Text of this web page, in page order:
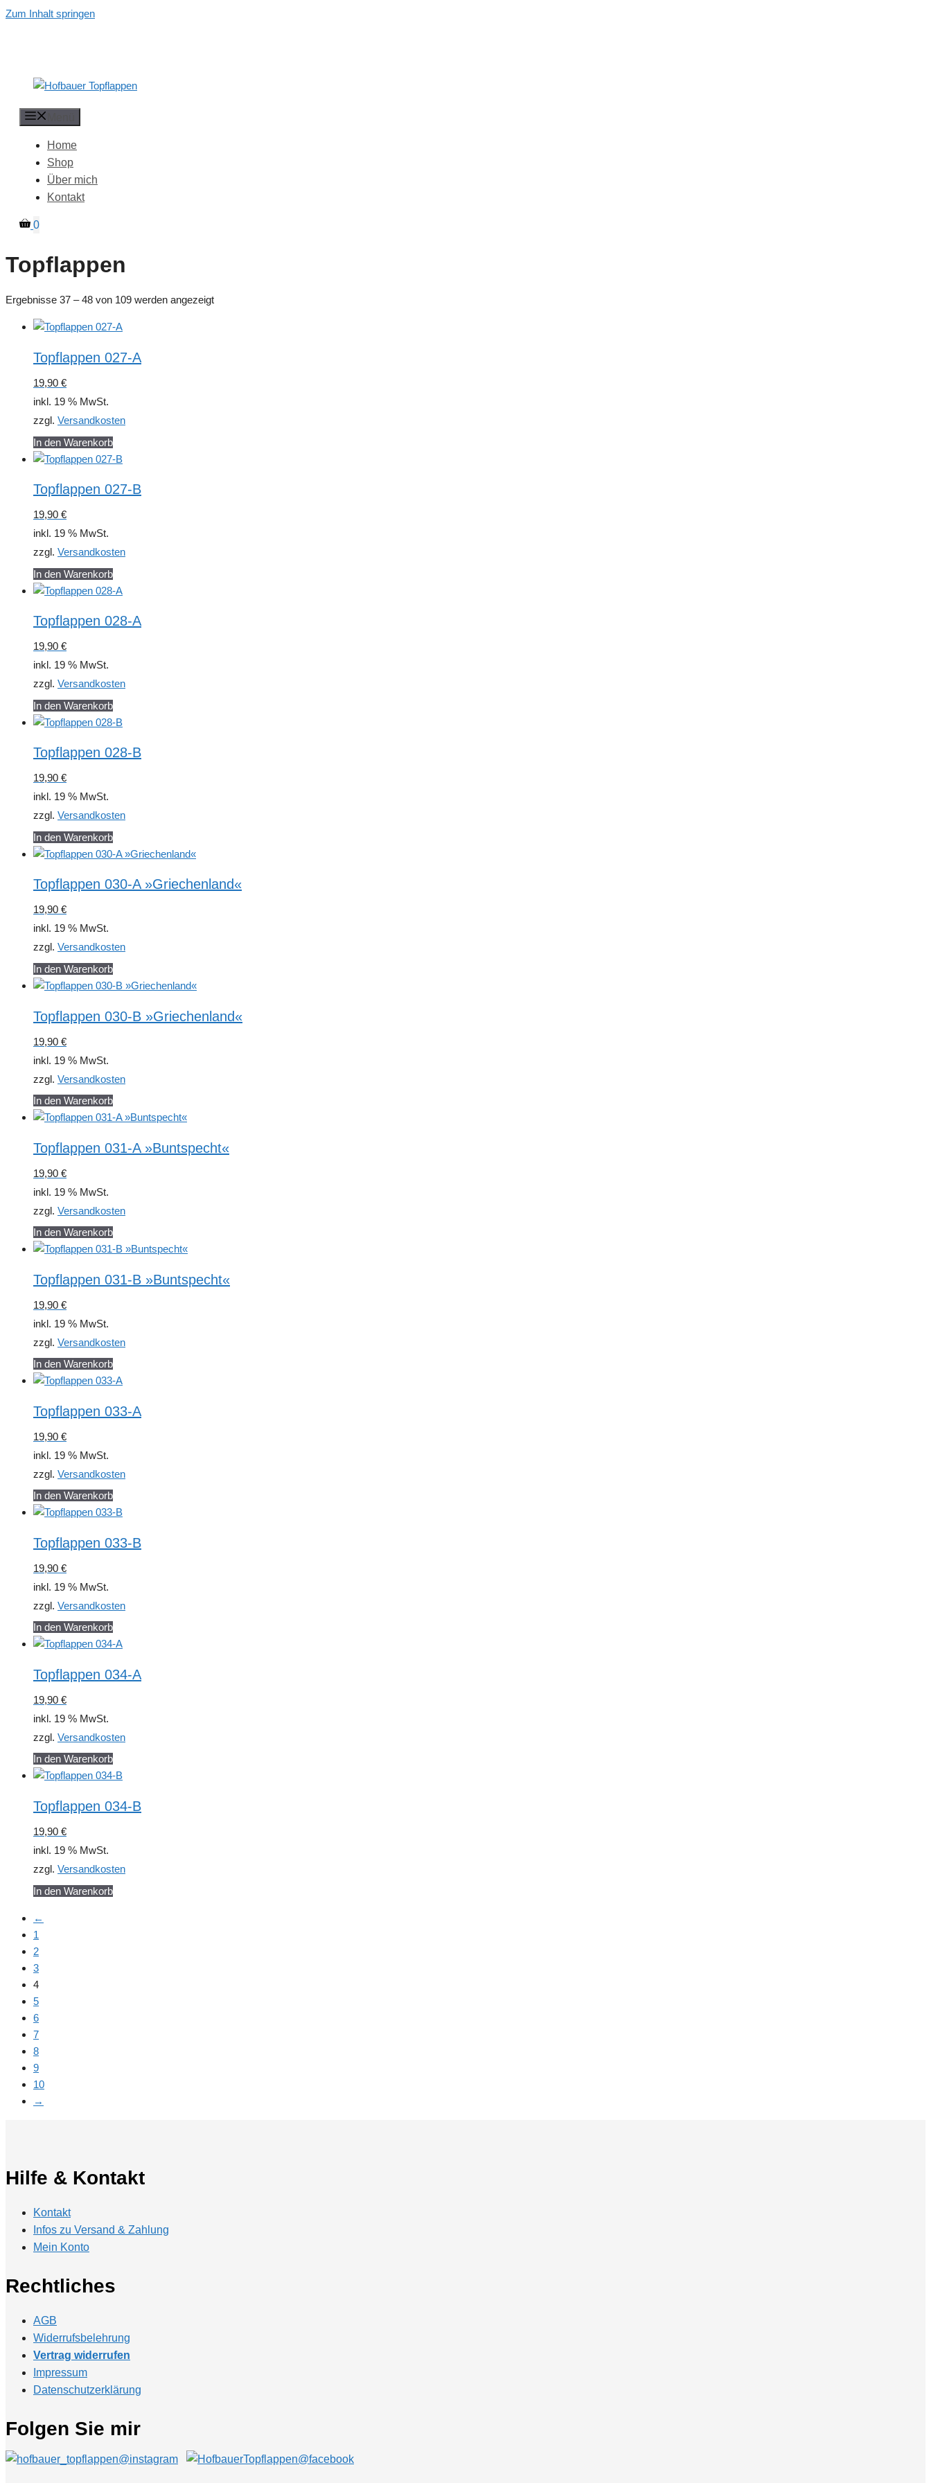
Zum Inhalt springen
Home
Shop
Über mich
Kontakt
0
Topflappen
Ergebnisse 37 – 48 von 109 werden angezeigt
Topflappen 027-A
19,90 €
inkl. 19 % MwSt.
zzgl. Versandkosten
In den Warenkorb
Topflappen 027-B
19,90 €
inkl. 19 % MwSt.
zzgl. Versandkosten
In den Warenkorb
Topflappen 028-A
19,90 €
inkl. 19 % MwSt.
zzgl. Versandkosten
In den Warenkorb
Topflappen 028-B
19,90 €
inkl. 19 % MwSt.
zzgl. Versandkosten
In den Warenkorb
Topflappen 030-A »Griechenland«
19,90 €
inkl. 19 % MwSt.
zzgl. Versandkosten
In den Warenkorb
Topflappen 030-B »Griechenland«
19,90 €
inkl. 19 % MwSt.
zzgl. Versandkosten
In den Warenkorb
Topflappen 031-A »Buntspecht«
19,90 €
inkl. 19 % MwSt.
zzgl. Versandkosten
In den Warenkorb
Topflappen 031-B »Buntspecht«
19,90 €
inkl. 19 % MwSt.
zzgl. Versandkosten
In den Warenkorb
Topflappen 033-A
19,90 €
inkl. 19 % MwSt.
zzgl. Versandkosten
In den Warenkorb
Topflappen 033-B
19,90 €
inkl. 19 % MwSt.
zzgl. Versandkosten
In den Warenkorb
Topflappen 034-A
19,90 €
inkl. 19 % MwSt.
zzgl. Versandkosten
In den Warenkorb
Topflappen 034-B
19,90 €
inkl. 19 % MwSt.
zzgl. Versandkosten
In den Warenkorb
←
1
2
3
4
5
6
7
8
9
10
→
Hilfe & Kontakt
Kontakt
Infos zu Versand & Zahlung
Mein Konto
Rechtliches
AGB
Widerrufsbelehrung
Vertrag widerrufen
Impressum
Datenschutzerklärung
Folgen Sie mir